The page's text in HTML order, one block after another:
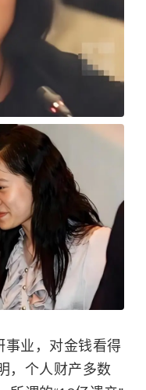
事业，对金钱看得
，个人财产多数